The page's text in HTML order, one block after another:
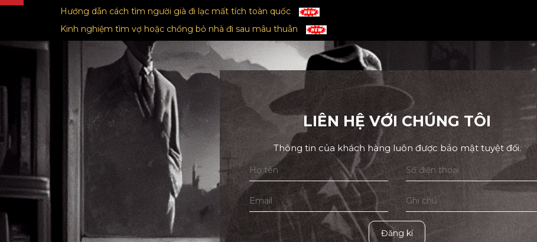
Hướng dẫn cách tìm người già đi lạc mất tích toàn quốc
Kinh nghiệm tìm vợ hoặc chồng bỏ nhà đi sau mâu thuẫn
LIÊN HỆ VỚI CHÚNG TÔI
Thông tin của khách hàng luôn được bảo mật tuyệt đối.
Đăng kí